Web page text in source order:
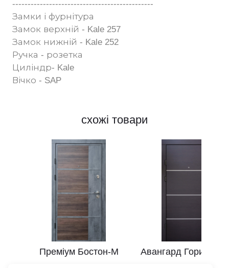
----------------------------------------------
Замки і фурнітура
Замок верхній - Kale 257
Замок нижній - Kale 252
Ручка - розетка
Циліндр- Kale
Вічко - SAP
схожі товари
Преміум Бостон-М Авангард Горизонт-